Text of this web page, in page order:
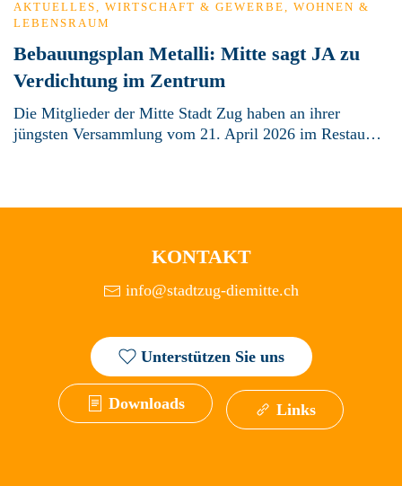
AKTUELLES WIRTSCHAFT & GEWERBE
WOHNEN &
LEBENSRAUM
Bebauungsplan Metalli: Mitte sagt JA zu
Verdichtung im Zentrum
Die Mitglieder der Mitte Stadt Zug haben an ihrer
jüngsten Versammlung vom 21. April 2026 im Restau…
KONTAKT
info@stadtzug-diemitte.ch
Unterstützen Sie uns
Downloads Links